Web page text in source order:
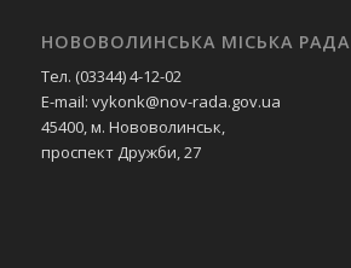
НОВОВОЛИНСЬКА МІСЬКА РАДА
Тел. (03344) 4-12-02
E-mail: vykonk@nov-rada.gov.ua
45400, м. Нововолинськ,
проспект Дружби, 27